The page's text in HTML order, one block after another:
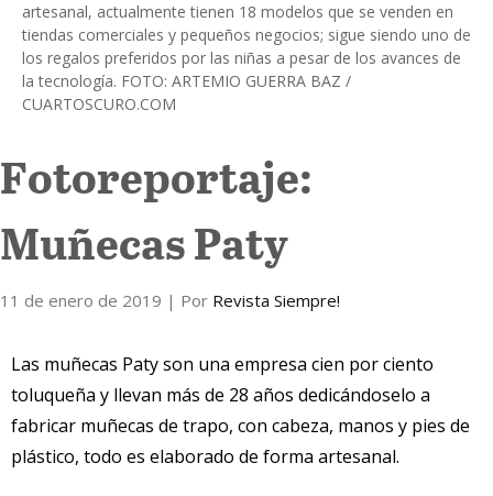
Internacional
Cultura
artesanal, actualmente tienen 18 modelos que se venden en
tiendas comerciales y pequeños negocios; sigue siendo uno de
los regalos preferidos por las niñas a pesar de los avances de
la tecnología. FOTO: ARTEMIO GUERRA BAZ /
CUARTOSCURO.COM
Fotoreportaje:
Muñecas Paty
11 de enero de 2019 | Por Revista Siempre!
Las muñecas Paty son una empresa cien por ciento
toluqueña y llevan más de 28 años dedicándoselo a
fabricar muñecas de trapo, con cabeza, manos y pies de
plástico, todo es elaborado de forma artesanal.